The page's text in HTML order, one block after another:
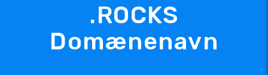
.ROCKS
Domænenavn